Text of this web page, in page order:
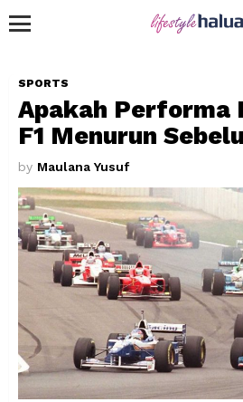
SPORTS
Apakah Performa
F1 Menurun
by Maulana Yusuf